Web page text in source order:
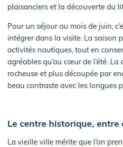
plaisanciers et la découverte du
Pour un séjour au mois de juin,
intégrer dans la visite. La saison
activités nautiques, tout en
agréables qu’au cœur de l’été.
rocheuse et plus découpée par
beau contraste avec les longues
Le centre historique,
La vieille ville mérite que l’on